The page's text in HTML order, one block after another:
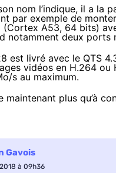
nom l’indique, il a la
par exemple de
(Cortex A53, 64 bits)
notamment deux ports
est livré avec le QTS
vidéos en H.264
s au maximum.
maintenant plus qu’à
Gavois
à 09h36